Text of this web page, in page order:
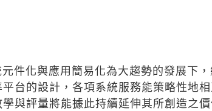
件化與應用簡易化為大趨勢的發展下
台的設計，各項系統服務能策略性地
與評量將能據此持續延伸其所創造之